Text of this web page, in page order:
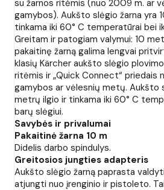
su žarnos ritėmis (nuo 2009 m. ar
gamybos). Aukšto slėgio žarna yra
tinkama iki 60° C temperatūrai bei
Greitam ir patogiam valymui: 10
pakaitinę žarną galima lengvai
klasių Kärcher aukšto slėgio
ritėmis ir „Quick Connect“
gamybos ar vėlesnių metų. Aukšto
metrų ilgio ir tinkama iki 60° C
barų slėgiui.
Savybės ir privalumai
Pakaitinė žarna 10 m
Didelis darbo spindulys.
Greitosios jungties adapteris
Aukšto slėgio žarną paprasta
atjungti nuo įrenginio ir pistoleto.